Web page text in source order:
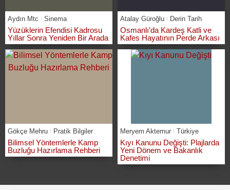
Aydın Mtc Sinema
Yüzüklerin Efendisi Kadrosu
Yıllar Sonra Yeniden Bir Arada
Atalay Güroğlu Derin Tarih
Osmanlı’da Kardeş Katli ve
Kafes Hayatının Perde Arkası
Gökçe Mehru Pratik Bilgiler
Bilimsel Yöntemlerle Kamp
Buzluğu Hazırlama Rehberi
Meryem Aktemur Türkiye
Kıyı Kanunu Değişti: Plajlarda
Yeni Dönem ve Bakanlık
Denetimi